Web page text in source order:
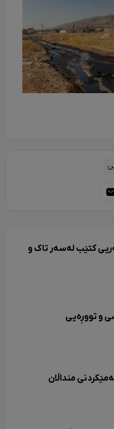
کتێب لەسەر تاک و
و تووڕەیی
منداڵان